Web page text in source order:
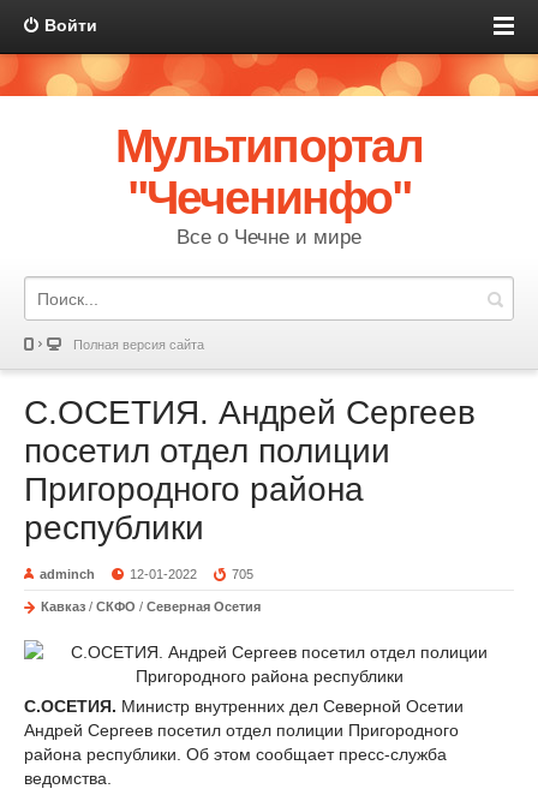
Войти
Мультипортал
"Чеченинфо"
Все о Чечне и мире
Полная версия сайта
С.ОСЕТИЯ. Андрей Сергеев
посетил отдел полиции
Пригородного района
республики
adminch 12-01-2022 705
Кавказ / СКФО / Северная Осетия
С.ОСЕТИЯ. Министр внутренних дел Северной Осетии
Андрей Сергеев посетил отдел полиции Пригородного
района республики. Об этом сообщает пресс-служба
ведомства.